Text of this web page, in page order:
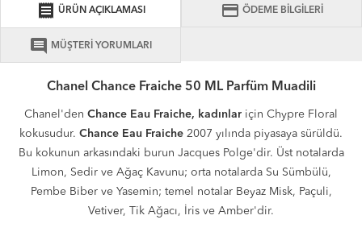
receipt ÜRÜN AÇIKLAMASI credit_card ÖDEME BİLGİLERİ
comment MÜŞTERİ YORUMLARI
Chanel Chance Fraiche 50 ML Parfüm Muadili
Chanel'den Chance Eau Fraiche, kadınlar için Chypre Floral
kokusudur. Chance Eau Fraiche 2007 yılında piyasaya sürüldü.
Bu kokunun arkasındaki burun Jacques Polge'dir. Üst notalarda
Limon, Sedir ve Ağaç Kavunu; orta notalarda Su Sümbülü,
Pembe Biber ve Yasemin; temel notalar Beyaz Misk, Paçuli,
Vetiver, Tik Ağacı, İris ve Amber'dir.